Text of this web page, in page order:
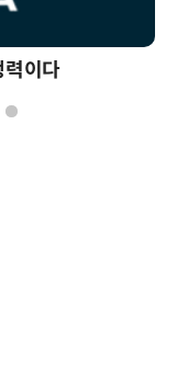
력이다